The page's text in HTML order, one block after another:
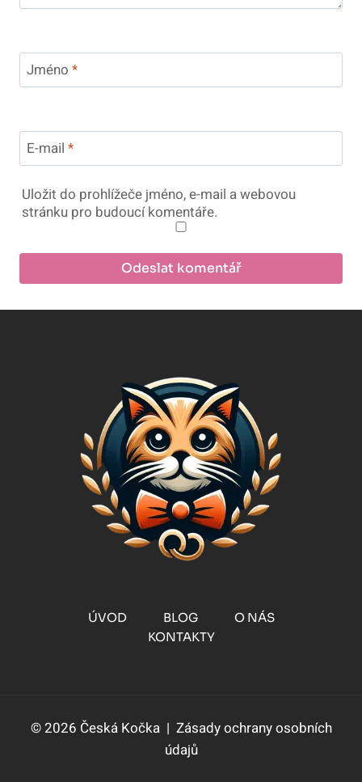
Jméno *
E-mail *
Uložit do prohlížeče jméno, e-mail a webovou
stránku pro budoucí komentáře.
ÚVOD BLOG
O NÁS
KONTAKTY
© 2026 Česká Kočka | Zásady ochrany osobních
údajů